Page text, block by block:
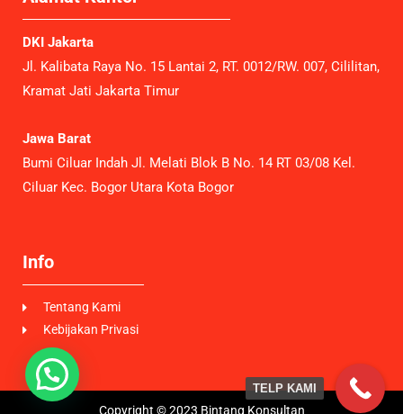
DKI Jakarta
Jl. Kalibata Raya No. 15 Lantai 2, RT. 0012/RW. 007, Cililitan,
Kramat Jati Jakarta Timur
Jawa Barat
Bumi Ciluar Indah Jl. Melati Blok B No. 14 RT 03/08 Kel.
Ciluar Kec. Bogor Utara Kota Bogor
Info
Tentang Kami
Kebijakan Privasi
Copyright © 2023 Bintang Konsultan
TELP KAMI